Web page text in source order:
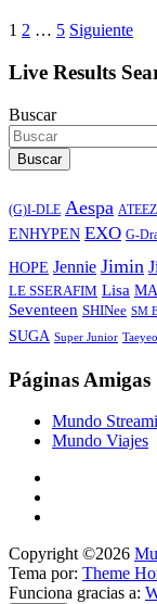
1 2 … 5 Siguiente
Live Results
Buscar
Buscar
(G)I-DLE Aespa ATEEZ
ENHYPEN EXO G-
HOPE Jennie Jimin
LE SSERAFIM Lisa
Seventeen SHINee SM
SUGA Super Junior
Páginas Amigas
Mundo
Mundo Viajes
Copyright ©2026
Tema por: Theme
Funciona gracias a: